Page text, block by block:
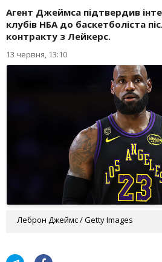
Агент Джеймса підтвердив
клубів НБА до баскетболіста
контракту з Лейкерс.
13 червня, 13:10
Леброн Джеймс / Getty Images